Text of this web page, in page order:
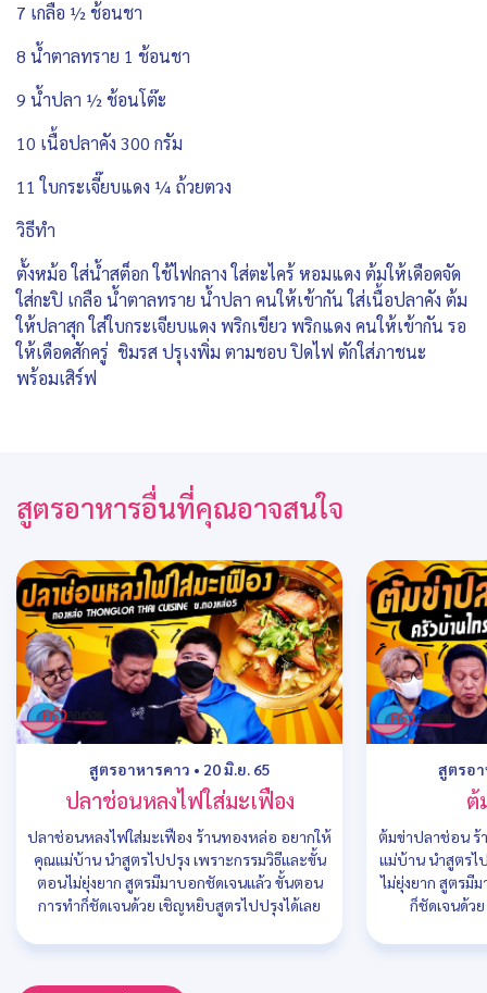
7 เกลือ ½ ช้อนชา
8 น้ำตาลทราย 1 ช้อนชา
9 น้ำปลา ½ ช้อนโต๊ะ
10 เนื้อปลาคัง 300 กรัม
11 ใบกระเจี๊ยบแดง ¼ ถ้วยตวง
วิธีทำ
ตั้งหม้อ ใส่น้ำสต็อก ใช้ไฟกลาง ใส่ตะไคร้ หอมแดง ต้มให้เดือดจัด
ใส่กะปิ เกลือ น้ำตาลทราย น้ำปลา คนให้เข้ากัน ใส่เนื้อปลาคัง ต้ม
ให้ปลาสุก ใส่ใบกระเจียบแดง พริกเขียว พริกแดง คนให้เข้ากัน รอ
ให้เดือดสักครู่ ชิมรส ปรุเงพิ่ม ตามชอบ ปิดไฟ ตักใส่ภาชนะ
พร้อมเสิร์ฟ
สูตรอาหารอื่นที่คุณอาจสนใจ
สูตรอาหารคาว • 20 มิ.ย. 65
ปลาช่อนหลงไฟใส่มะเฟือง
ปลาช่อนหลงไฟใส่มะเฟือง ร้านทองหล่อ อยากให้
คุณแม่บ้าน นำสูตรไปปรุง เพราะกรรมวิธีและขั้น
ตอนไม่ยุ่งยาก สูตรมีมาบอกชัดเจนแล้ว ขั้นตอน
การทำก็ชัดเจนด้วย เชิญหยิบสูตรไปปรุงได้เลย
สูตรอ
ต้
ต้มข่าปลาช่อน ร้
แม่บ้าน นำสูตรไ
ไม่ยุ่งยาก สูตรมี
ก็ชัดเจนด้ว